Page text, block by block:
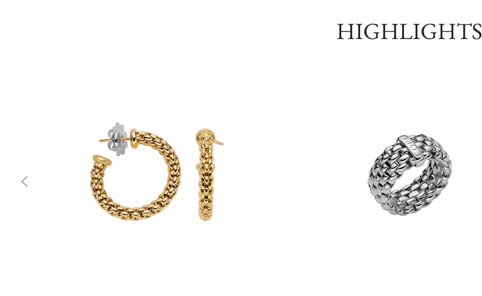
HIGHLIGHTS